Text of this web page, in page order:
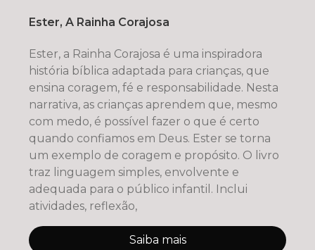
Ester, A Rainha Corajosa
Ester, a Rainha Corajosa é uma inspiradora
história bíblica adaptada para crianças, que
ensina coragem, fé e responsabilidade. Nesta
narrativa, as crianças aprendem que, mesmo
com medo, é possível fazer o que é certo
quando confiamos em Deus. Ester se torna
um exemplo de coragem e propósito. O livro
traz linguagem simples, envolvente e
adequada para o público infantil. Inclui
atividades, reflexão,
Saiba mais